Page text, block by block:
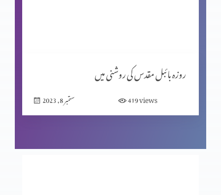
واعظ کی کتاب کا تعارف
کلیسیا کو نیا لقب کیوں دیا گیا؟ (حصہ 2)
روزہ بائبل مقدس کی روشنی میں
ستمبر 8, 2023 419views